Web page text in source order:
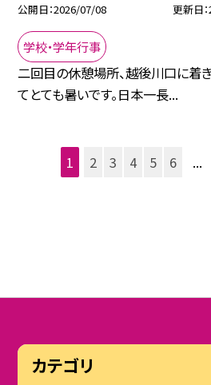
公開日 2026/07/08 更新日
学校・学年行事
二回目の休憩場所、越後川口に着
てとても暑いです。日本一長...
1 2 3 4 5 6 ...
カテゴリ